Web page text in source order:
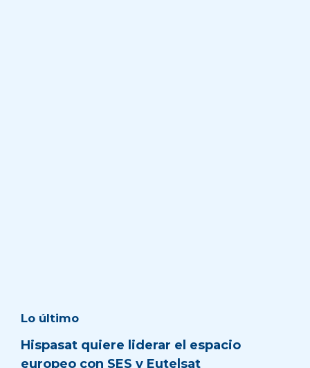
Lo último
Hispasat quiere liderar el espacio
europeo con SES y Eutelsat